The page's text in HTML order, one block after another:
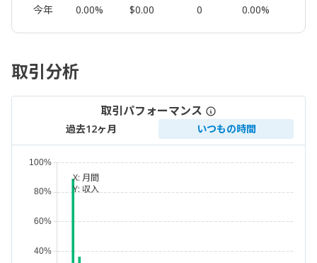
今年 0.00% $0.00 0 0.00%
取引分析
取引パフォーマンス
過去12ヶ月 いつもの時間
X: 月間
Y: 収入